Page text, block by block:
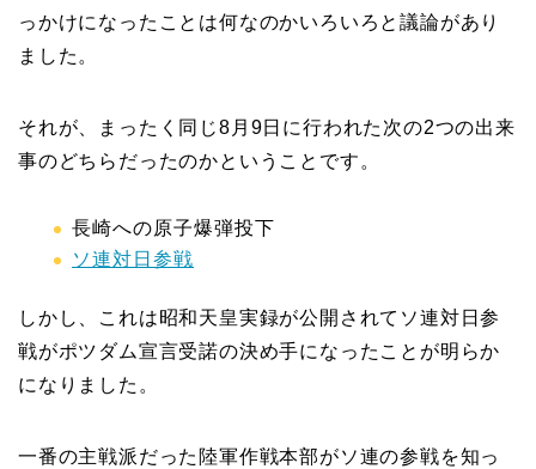
っかけになったことは何なのかいろいろと議論があり
ました。
それが、まったく同じ8月9日に行われた次の2つの出来
事のどちらだったのかということです。
長崎への原子爆弾投下
ソ連対日参戦
しかし、これは昭和天皇実録が公開されてソ連対日参
戦がポツダム宣言受諾の決め手になったことが明らか
になりました。
一番の主戦派だった陸軍作戦本部がソ連の参戦を知っ